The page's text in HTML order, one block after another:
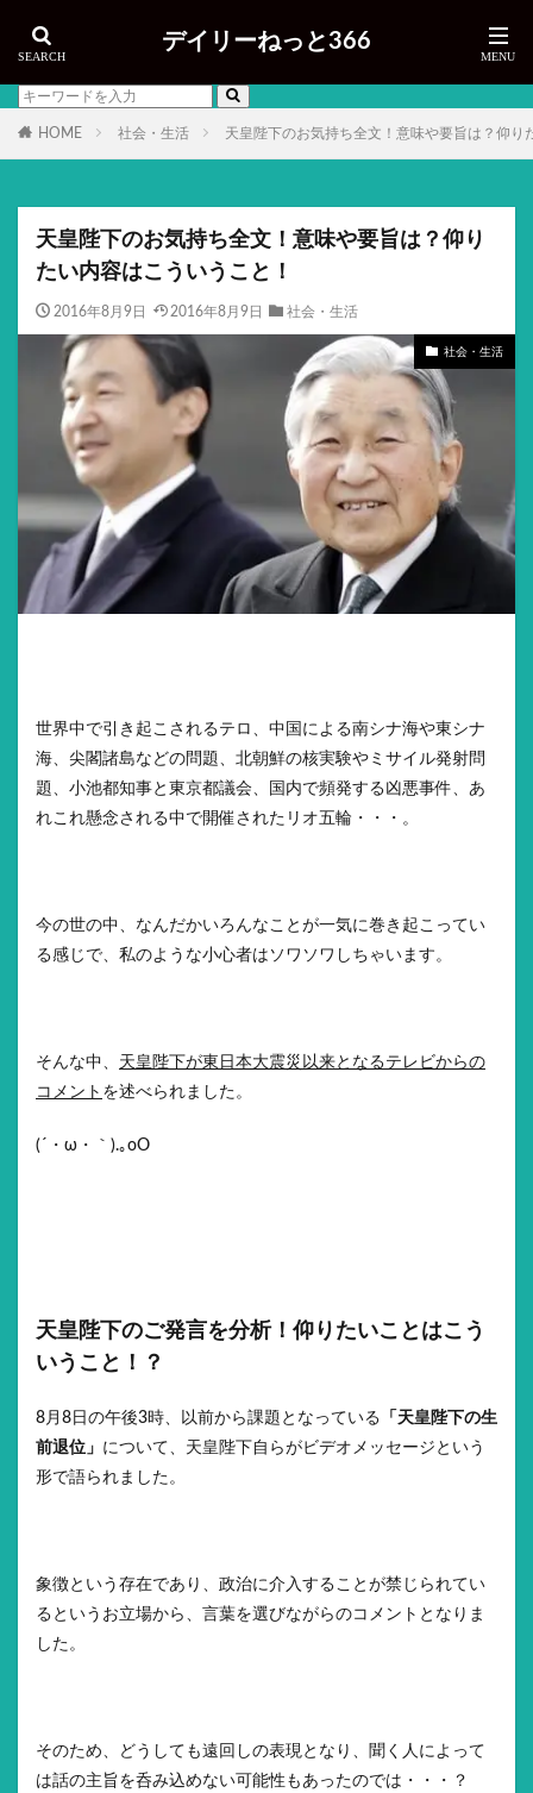
デイリーねっと366
HOME 社会・生活 天皇陛下のお気持ち全文！意味や要旨は？仰り
天皇陛下のお気持ち全文！意味や要旨は？仰り
たい内容はこういうこと！
2016年8月9日 2016年8月9日 社会・生活
社会・生活
世界中で引き起こされるテロ、中国による南シナ海や東シナ
海、尖閣諸島などの問題、北朝鮮の核実験やミサイル発射問
題、小池都知事と東京都議会、国内で頻発する凶悪事件、あ
れこれ懸念される中で開催されたリオ五輪・・・。
今の世の中、なんだかいろんなことが一気に巻き起こってい
る感じで、私のような小心者はソワソワしちゃいます。
そんな中、 天皇陛下が東日本大震災以来となるテレビからの
コメント を述べられました。
(´・ω・｀).｡oO
天皇陛下のご発言を分析！仰りたいことはこう
いうこと！？
8月8日の午後3時、以前から課題となっている 「天皇陛下の生
前退位」 について、天皇陛下自らがビデオメッセージという
形で語られました。
象徴という存在であり、政治に介入することが禁じられてい
るというお立場から、言葉を選びながらのコメントとなりま
した。
そのため、どうしても遠回しの表現となり、聞く人によって
は話の主旨を呑み込めない可能性もあったのでは・・・？